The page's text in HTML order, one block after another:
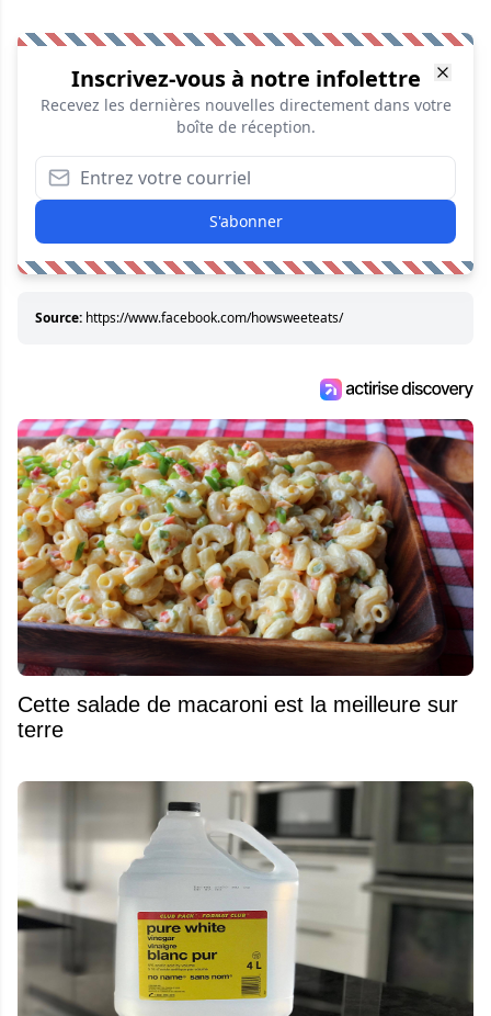
Inscrivez-vous à notre infolettre
Recevez les dernières nouvelles directement dans votre
boîte de réception.
S'abonner
Source: https://www.facebook.com/howsweeteats/
Cette salade de macaroni est la meilleure sur
terre